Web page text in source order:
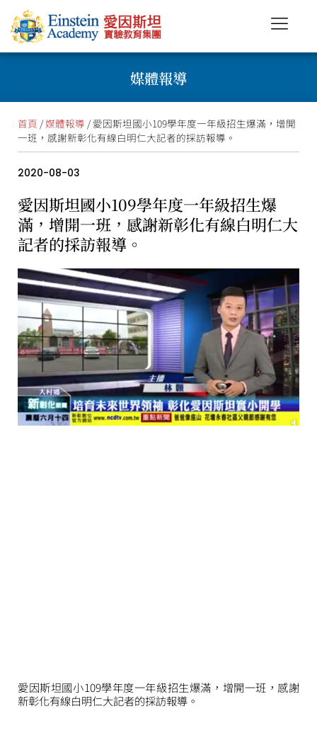
媒體報導
首頁 /媒體報導 / 愛因斯坦國小109學年度一年級招生爆滿，增開
一班，感謝新彰化有線白明仁大記者的採訪報導。
2020-08-03
愛因斯坦國小109學年度一年級招生爆
滿，增開一班，感謝新彰化有線白明仁大
記者的採訪報導。
愛因斯坦國小109學年度一年級招生爆滿，增開一班，感謝
新彰化有線白明仁大記者的採訪報導。